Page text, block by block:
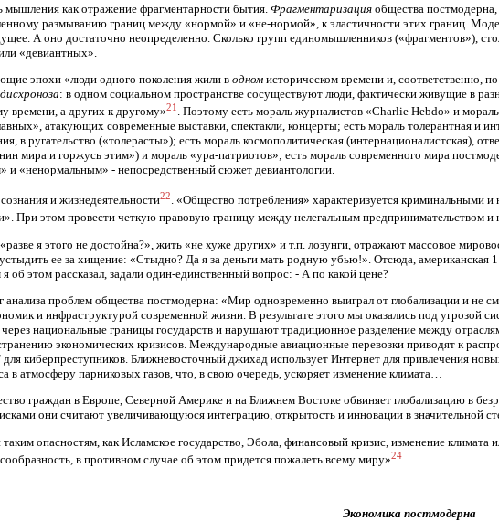
мышления как отражение фрагментарности бытия. Фрагментаризация общества
размыванию границ между «нормой» и «не-нормой», к эластичности этих границ.
А оно достаточно неопределенно. Сколько групп единомышленников («фрагментов»),
«девиантных».
эпохи «люди одного поколения жили водном историческом времени и, соответственно, по
: в одном социальном пространстве сосуществуют люди, фактически живущие в
времени, а других к другому»21 . Поэтому есть мораль журналистов «Charlie Hebdo» и
атакующих современные выставки, спектакли, концерты; есть мораль толерантная и
в ругательство («толерасты»); есть мораль космополитическая (интернационалистская),
мира и горжусь этим») и мораль «ура-патриотов»; есть мораль современного мира
и «ненормальным» - непосредственный сюжет девиантологии.
сознания и жизнедеятельности22. «Общество потребления» характеризуется криминальными
При этом провести четкую правовую границу между нелегальным предпринимательством
я этого не достойна?», жить «не хуже других» и т.п. лозунги, отражают массовое
ее за хищение: «Стыдно? Да я за деньги мать родную убью!». Отсюда, американская
об этом рассказал, задали один-единственный вопрос: - А по какой цене?
анализа проблем общества постмодерна: «Мир одновременно выиграл от глобализации и не
и инфраструктурой современной жизни. В результате этого мы оказались под угрозой
национальные границы государств и нарушают традиционное разделение между
экономических кризисов. Международные авиационные перевозки приводят к
киберпреступников. Ближневосточный джихад использует Интернет для привлечения
в атмосферу парниковых газов, что, в свою очередь, ускоряет изменение климата…
граждан в Европе, Северной Америке и на Ближнем Востоке обвиняет глобализацию в
они считают увеличивающуюся интеграцию, открытость и инновации в значительной
опасностям, как Исламское государство, Эбола, финансовый кризис, изменение
в противном случае об этом придется пожалеть всему миру»24.
Экономика постмодерна